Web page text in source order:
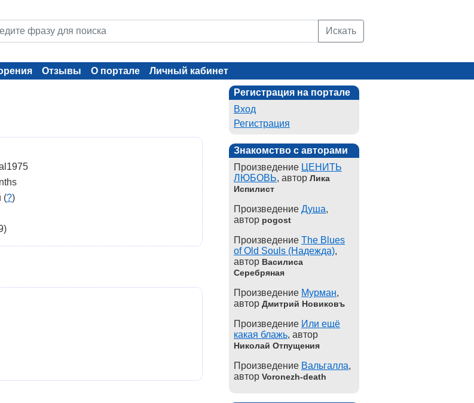
Искать
Отзывы О портале
Личный кабинет
(?)
Регистрация на портале
Вход
Регистрация
Знакомство с авторами
Произведение ЦЕНИТЬ
ЛЮБОВЬ, автор Лика
Испилист
Произведение Душа,
автор pogost
Произведение The Blues
of Old Souls (Надежда),
автор Василиса
Серебряная
Произведение Мурман,
автор Дмитрий Новиковъ
Произведение Или ещё
какая блажь, автор
Николай Отпущения
Произведение Вальгалла,
автор Voronezh-death